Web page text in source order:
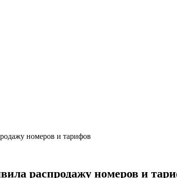
номеров и тарифов
распродажу номеров и